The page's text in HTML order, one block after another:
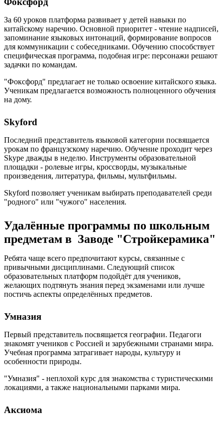
За 60 уроков платформа развивает у детей навыки по
китайскому наречию. Основной приоритет - чтение надписей,
запоминание языковых интонаций, формирование вопросов
для коммуникации с собеседниками. Обучению способствует
специфическая программа, подобная игре: персонажи решают
задачки по командам.
"Фоксфорд" предлагает не только освоение китайского языка.
Ученикам предлагается возможность полноценного обучения
на дому.
Skyford
Последний представитель языковой категории посвящается
урокам по французскому наречию. Обучение проходит через
Skype дважды в неделю. Инструменты образовательной
площадки - ролевые игры, кроссворды, музыкальные
произведения, литература, фильмы, мультфильмы.
Skyford позволяет ученикам выбирать преподавателей среди
"родного" или "чужого" населения.
Удалённые программы по школьным
предметам в Заводе "Стройкерамика"
Ребята чаще всего предпочитают курсы, связанные с
привычными дисциплинами. Следующий список
образовательных платформ подойдёт для учеников,
желающих подтянуть знания перед экзаменами или лучше
постичь аспекты определённых предметов.
Умназия
Первый представитель посвящается географии. Педагоги
знакомят учеников с Россией и зарубежными странами мира.
Учебная программа затрагивает народы, культуру и
особенности природы.
"Умназия" - неплохой курс для знакомства с туристическими
локациями, а также национальными парками мира.
Аксиома